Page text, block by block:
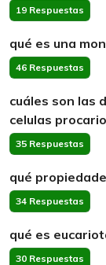
19 Respuestas
qué es una
46 Respuestas
cuáles son las
celulas
35 Respuestas
qué
34 Respuestas
qué es
30 Respuestas